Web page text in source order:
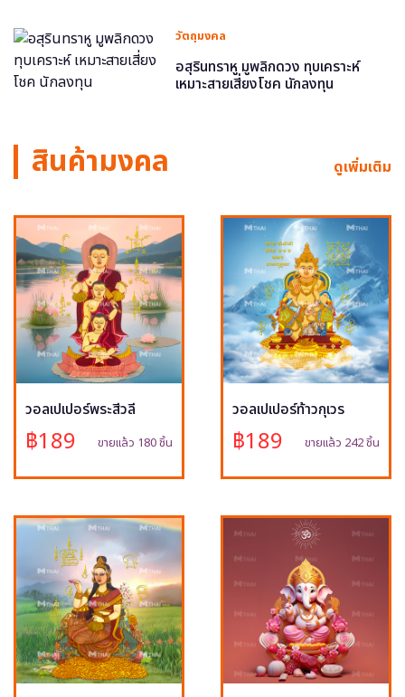
วัตถุมงคล
อสุรินทราหู มูพลิกดวง ทุบเคราะห์
เหมาะสายเสี่ยงโชค นักลงทุน
สินค้ามงคล ดูเพิ่มเติม
วอลเปเปอร์พระสีวลี
฿189 ขายแล้ว 180 ชิ้น
วอลเปเปอร์ท้าวกุเวร
฿189 ขายแล้ว 242 ชิ้น